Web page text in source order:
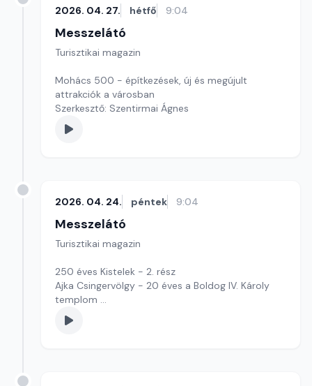
2026. 04. 27. hétfő 9:04
Messzelátó
Turisztikai magazin
Mohács 500 - építkezések, új és megújult
attrakciók a városban
Szerkesztő: Szentirmai Ágnes
2026. 04. 24. péntek 9:04
Messzelátó
Turisztikai magazin
250 éves Kistelek - 2. rész
Ajka Csingervölgy - 20 éves a Boldog IV. Károly
templom
Szerkesztő: Szentirmai Ágnes